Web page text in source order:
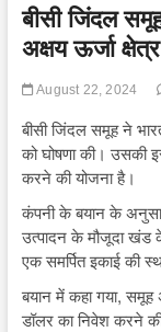
बीसी जिंदल
अक्षय ऊर्जा
August 22, 2024
बीसी जिंदल समूह ने
को घोषणा की। उसकी
करने की योजना है।
कंपनी के बयान के
उत्पादन के मौजूदा खंड
एक समर्पित इकाई की
बयान में कहा गया, समूह
डॉलर का निवेश करने